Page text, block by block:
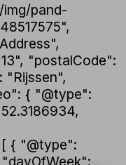
pand-
"postalCode":
{ "@type":
{ "@type":